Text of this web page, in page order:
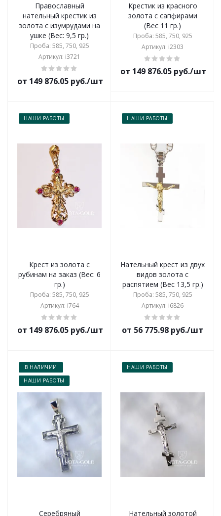
Православный
нательный крестик из
золота с изумрудами на
ушке (Вес: 9,5 гр.)
Проба: 585, 750, 925
Артикул: i3721
от 149 876.05 руб./шт
Крестик из красного
золота с сапфирами
(Вес 11 гр.)
Проба: 585, 750, 925
Артикул: i2303
от 149 876.05 руб./шт
НАШИ РАБОТЫ
Крест из золота с
рубинам на заказ (Вес: 6
гр.)
Проба: 585, 750, 925
Артикул: i764
от 149 876.05 руб./шт
НАШИ РАБОТЫ
Нательный крест из двух
видов золота с
распятием (Вес 13,5 гр.)
Проба: 585, 750, 925
Артикул: i6826
от 56 775.98 руб./шт
В НАЛИЧИИ
НАШИ РАБОТЫ
Серебряный
НАШИ РАБОТЫ
Нательный золотой